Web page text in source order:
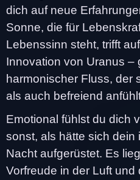
dich auf neue
Sonne, die für
Lebenssinn steht, trifft
Innovation von Uranus –
harmonischer Fluss, der
als auch befreiend
Emotional fühlst du dich
sonst, als hätte sich dein
Nacht aufgerüstet. Es
Vorfreude in der Luft